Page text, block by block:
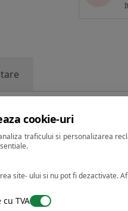
(3243X), EN
dorsala
marime.
cookie-uri
traficului si personalizarea
site- ului si nu pot fi dezactivate.
TVA